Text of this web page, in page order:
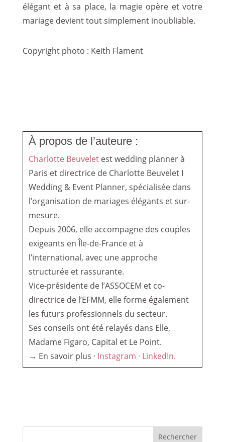
élégant et à sa place, la magie opère et votre
mariage devient tout simplement inoubliable.
Copyright photo : Keith Flament
À propos de l’auteure :
Charlotte Beuvelet est wedding planner à
Paris et directrice de Charlotte Beuvelet I
Wedding & Event Planner, spécialisée dans
l’organisation de mariages élégants et sur-
mesure.
Depuis 2006, elle accompagne des couples
exigeants en Île-de-France et à
l’international, avec une approche
structurée et rassurante.
Vice-présidente de l’ASSOCEM et co-
directrice de l’EFMM, elle forme également
les futurs professionnels du secteur.
Ses conseils ont été relayés dans Elle,
Madame Figaro, Capital et Le Point.
→ En savoir plus · Instagram · LinkedIn.
Rechercher